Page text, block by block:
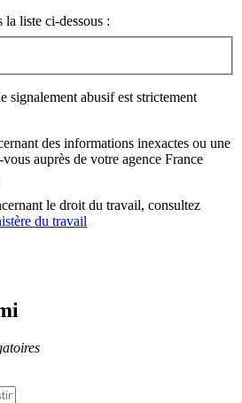
liste ci-dessous :
signalement abusif est strictement
des informations inexactes ou une
vous auprès de votre agence France
le droit du travail, consultez
du travail